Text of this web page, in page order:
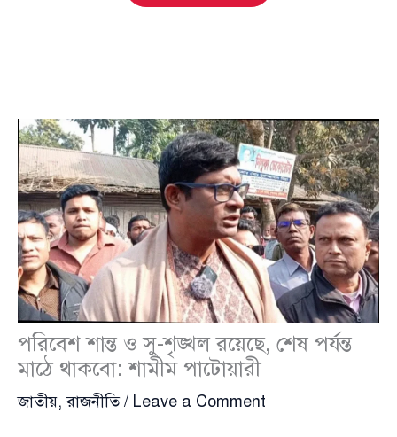
পরিবেশ শান্ত ও সু-শৃঙ্খল রয়েছে, শেষ পর্যন্ত
মাঠে থাকবো: শামীম পাটোয়ারী
জাতীয়,রাজনীতি/ Leave a Comment